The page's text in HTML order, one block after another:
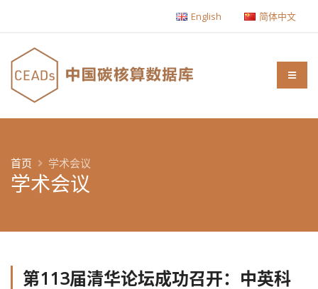
English 简体中文
学术会议
首页 学术会议
第113届清华论坛成功召开：中英科